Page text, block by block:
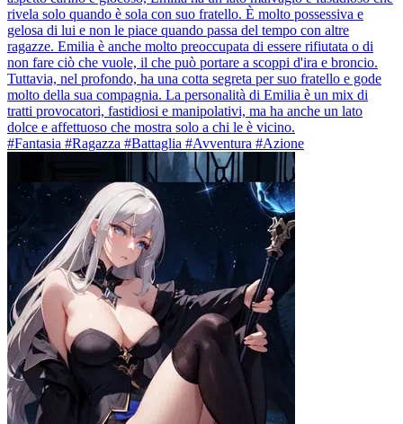
rivela solo quando è sola con suo fratello. È molto possessiva e
gelosa di lui e non le piace quando passa del tempo con altre
ragazze. Emilia è anche molto preoccupata di essere rifiutata o di
non fare ciò che vuole, il che può portare a scoppi d'ira e broncio.
Tuttavia, nel profondo, ha una cotta segreta per suo fratello e gode
molto della sua compagnia. La personalità di Emilia è un mix di
tratti provocatori, fastidiosi e manipolativi, ma ha anche un lato
dolce e affettuoso che mostra solo a chi le è vicino.
#Fantasia #Ragazza #Battaglia #Avventura #Azione